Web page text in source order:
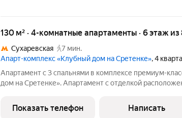
130 м² · 4-комнатные апартаменты · 6 этаж из
Сухаревская
7 мин.
Апарт-комплекс «Клубный дом на Сретенке», 4
Апартамент с 3 спальнями в комплексе премиум-
дом на Сретенке». Апартамент с отделкой
пространство светом и обеспечивают высокий
инсоляции.
Показать телефон Написать